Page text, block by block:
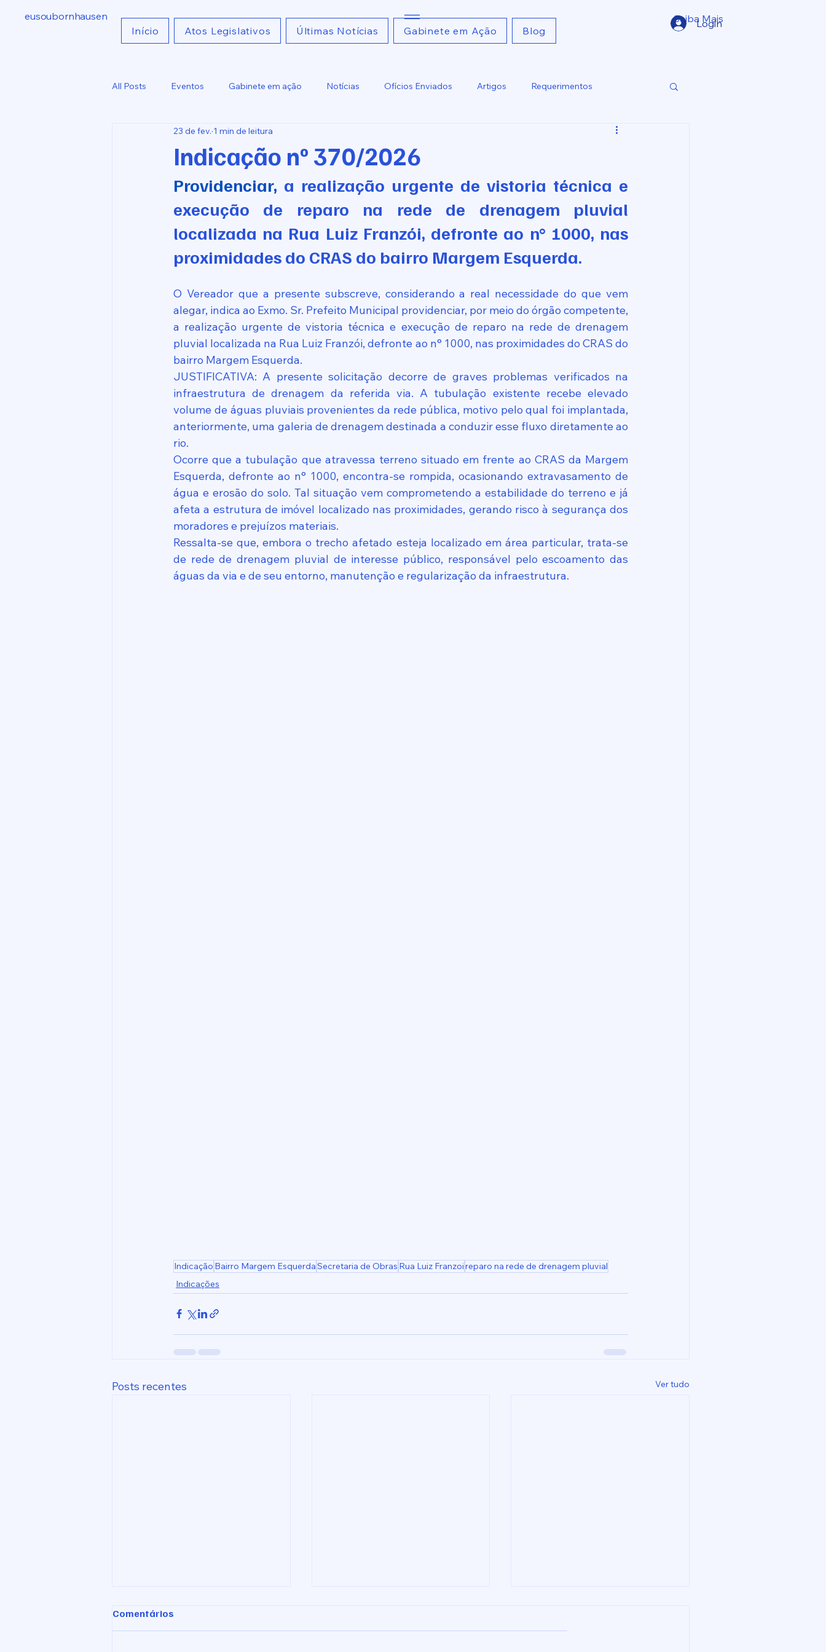
eusoubornhausen Saiba Mais
Login
Início Atos Legislativos Últimas Notícias Gabinete em Ação Blog
All Posts Eventos Gabinete em ação Notícias Ofícios Enviados Artigos Requerimentos
Indicações Comunicados
Indicação nº 370/2026
23 de fev. 1 min de leitura
Providenciar, a realização urgente de vistoria técnica e
execução de reparo na rede de drenagem pluvial
localizada na Rua Luiz Franzói, defronte ao n° 1000, nas
proximidades do CRAS do bairro Margem Esquerda.
O Vereador que a presente subscreve, considerando a real necessidade do que vem
alegar, indica ao Exmo. Sr. Prefeito Municipal providenciar, por meio do órgão competente,
a realização urgente de vistoria técnica e execução de reparo na rede de drenagem
pluvial localizada na Rua Luiz Franzói, defronte ao n° 1000, nas proximidades do CRAS do
bairro Margem Esquerda.
JUSTIFICATIVA: A presente solicitação decorre de graves problemas verificados na
infraestrutura de drenagem da referida via. A tubulação existente recebe elevado
volume de águas pluviais provenientes da rede pública, motivo pelo qual foi implantada,
anteriormente, uma galeria de drenagem destinada a conduzir esse fluxo diretamente ao
rio.
Ocorre que a tubulação que atravessa terreno situado em frente ao CRAS da Margem
Esquerda, defronte ao n° 1000, encontra-se rompida, ocasionando extravasamento de
água e erosão do solo. Tal situação vem comprometendo a estabilidade do terreno e já
afeta a estrutura de imóvel localizado nas proximidades, gerando risco à segurança dos
moradores e prejuízos materiais.
Ressalta-se que, embora o trecho afetado esteja localizado em área particular, trata-se
de rede de drenagem pluvial de interesse público, responsável pelo escoamento das
águas da via e de seu entorno, manutenção e regularização da infraestrutura.
Indicação Bairro Margem EsquerdaSecretaria de Obras Rua Luiz Franzoireparo na rede de drenagem pluvial
Indicações
Posts recentes Ver tudo
Comentários